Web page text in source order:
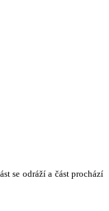
se odráží a část prochází